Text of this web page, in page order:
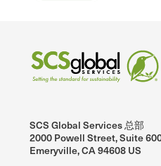
SCS Global Services 总部
2000 Powell Street, Suite
Emeryville, CA 94608 US